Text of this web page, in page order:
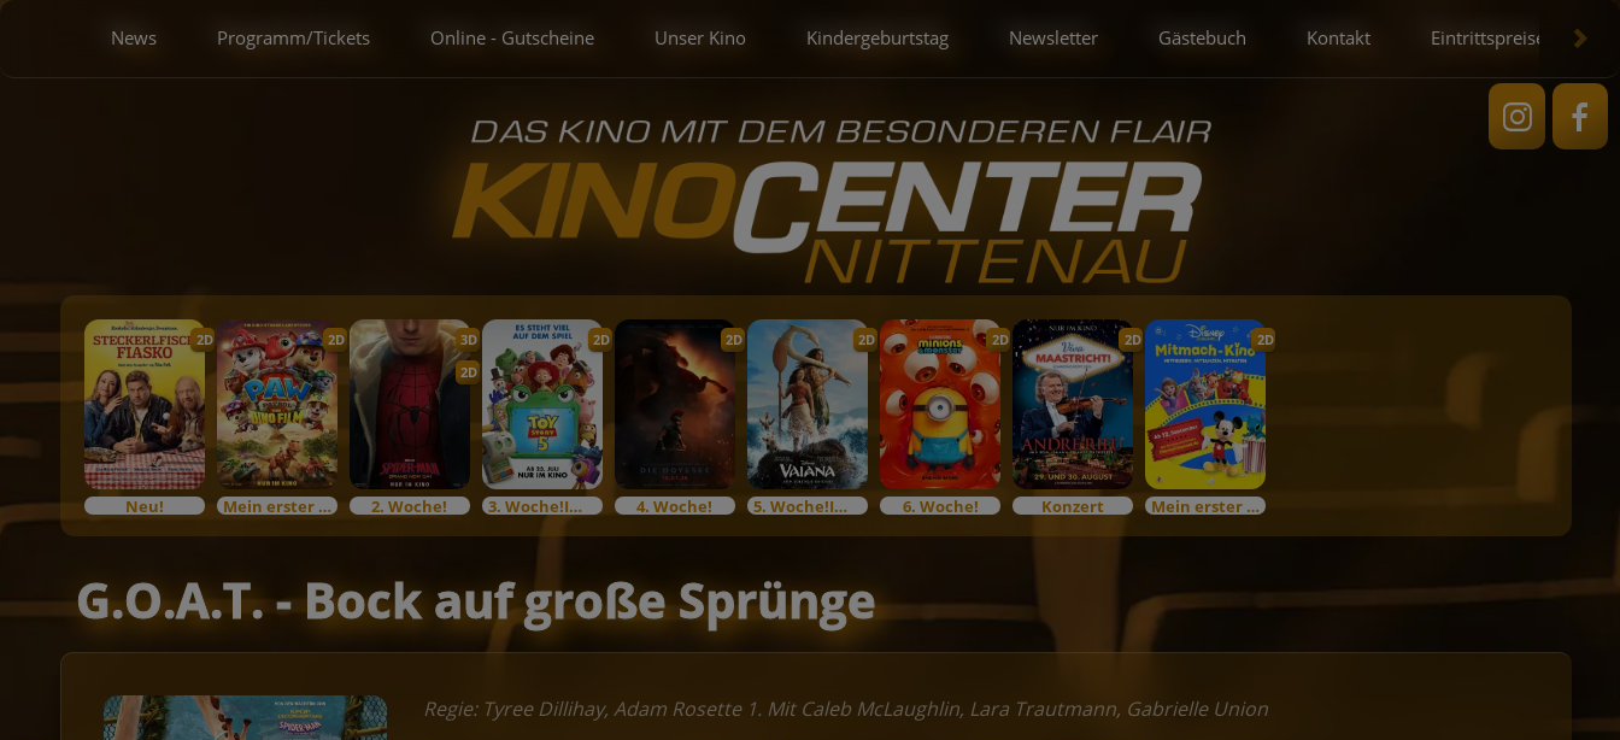
News Programm/Tickets Online - Gutscheine Unser Kino Kindergeburtstag Newsletter Gästebuch Kontakt Eintrittspreise
2D
Neu!
2D
Mein erster Kinobesuch
3D
2D
2. Woche!
2D
3. Woche!Im Bundesstart
2D
4. Woche!
2D
5. Woche!Im Bundesstart
2D
6. Woche!
2D
Konzert
2D
Mein erster Kinobesuch
G.O.A.T. - Bock auf große Sprünge
Regie: Tyree Dillihay, Adam Rosette 1. Mit Caleb McLaughlin, Lara Trautmann, Gabrielle Union